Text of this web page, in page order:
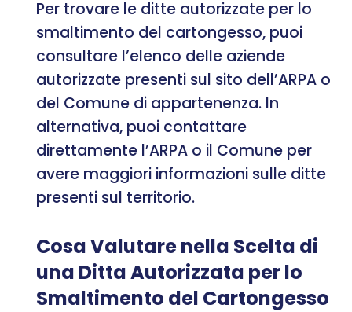
Per trovare le ditte autorizzate per lo
smaltimento del cartongesso, puoi
consultare l’elenco delle aziende
autorizzate presenti sul sito dell’ARPA o
del Comune di appartenenza. In
alternativa, puoi contattare
direttamente l’ARPA o il Comune per
avere maggiori informazioni sulle ditte
presenti sul territorio.
Cosa Valutare nella Scelta di
una Ditta Autorizzata per lo
Smaltimento del Cartongesso